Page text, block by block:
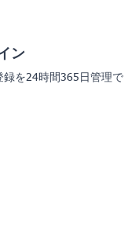
ン
を24時間365日管理で